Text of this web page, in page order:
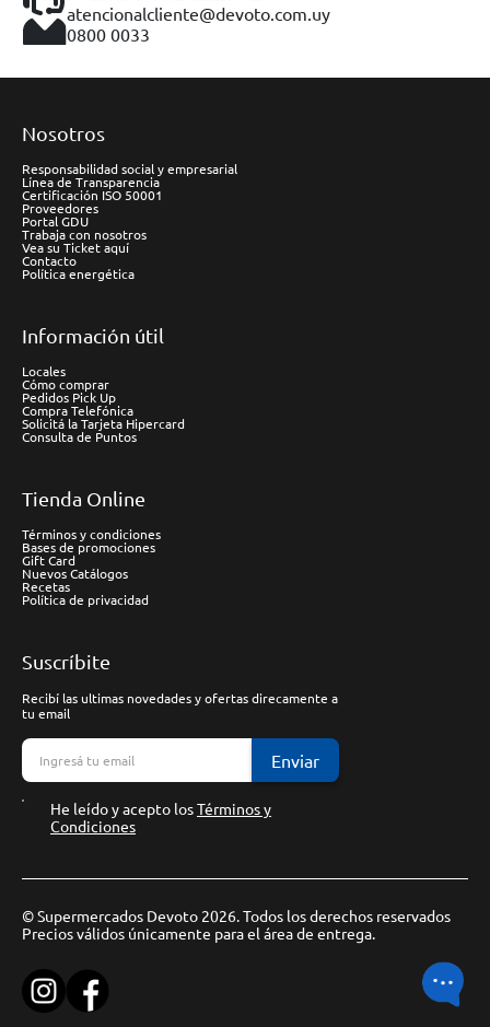
atencionalcliente@devoto.com.uy
0800 0033
Nosotros
Responsabilidad social y empresarial
Línea de Transparencia
Certificación ISO 50001
Proveedores
Portal GDU
Trabaja con nosotros
Vea su Ticket aquí
Contacto
Política energética
Información útil
Locales
Cómo comprar
Pedidos Pick Up
Compra Telefónica
Solicitá la Tarjeta Hipercard
Consulta de Puntos
Tienda Online
Términos y condiciones
Bases de promociones
Gift Card
Nuevos Catálogos
Recetas
Política de privacidad
Suscríbite
Recibí las ultimas novedades y ofertas direcamente a
tu email
Enviar
He leído y acepto losTérminos y
Condiciones
© Supermercados Devoto 2026. Todos los derechos reservados
Precios válidos únicamente para el área de entrega.